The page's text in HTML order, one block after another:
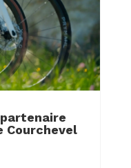
Courchevel